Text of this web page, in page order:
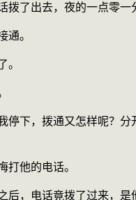
了出去，夜的一点零一
。
下，拨通又怎样呢？分
他的电话。
，电话竟拨了过来，是